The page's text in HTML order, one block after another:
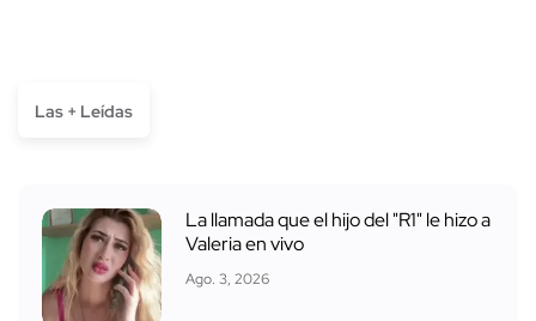
Las + Leídas
La llamada que el hijo del "R1" le hizo a
Valeria en vivo
Ago. 3, 2026